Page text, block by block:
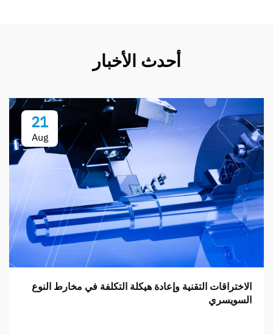
أحدث الأخبار
21
Aug
الاختراقات التقنية وإعادة هيكلة التكلفة في مخارط النوع
السويسري